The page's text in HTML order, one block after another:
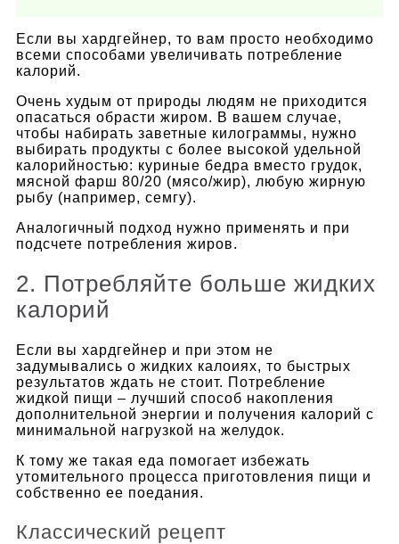
Если вы хардгейнер, то вам просто необходимо
всеми способами увеличивать потребление
калорий.
Очень худым от природы людям не приходится
опасаться обрасти жиром. В вашем случае,
чтобы набирать заветные килограммы, нужно
выбирать продукты с более высокой удельной
калорийностью: куриные бедра вместо грудок,
мясной фарш 80/20 (мясо/жир), любую жирную
рыбу (например, семгу).
Аналогичный подход нужно применять и при
подсчете потребления жиров.
2. Потребляйте больше жидких
калорий
Если вы хардгейнер и при этом не
задумывались о жидких калоиях, то быстрых
результатов ждать не стоит. Потребление
жидкой пищи – лучший способ накопления
дополнительной энергии и получения калорий с
минимальной нагрузкой на желудок.
К тому же такая еда помогает избежать
утомительного процесса приготовления пищи и
собственно ее поедания.
Классический рецепт